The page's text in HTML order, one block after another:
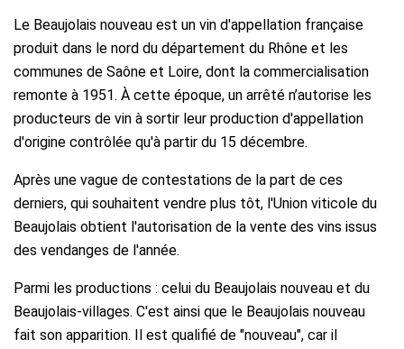
Le Beaujolais nouveau est un vin d'appellation française
produit dans le nord du département du Rhône et les
communes de Saône et Loire, dont la commercialisation
remonte à 1951. À cette époque, un arrêté n’autorise les
producteurs de vin à sortir leur production d'appellation
d'origine contrôlée qu'à partir du 15 décembre.
Après une vague de contestations de la part de ces
derniers, qui souhaitent vendre plus tôt, l'Union viticole du
Beaujolais obtient l'autorisation de la vente des vins issus
des vendanges de l'année.
Parmi les productions : celui du Beaujolais nouveau et du
Beaujolais-villages. C'est ainsi que le Beaujolais nouveau
fait son apparition. Il est qualifié de "nouveau", car il